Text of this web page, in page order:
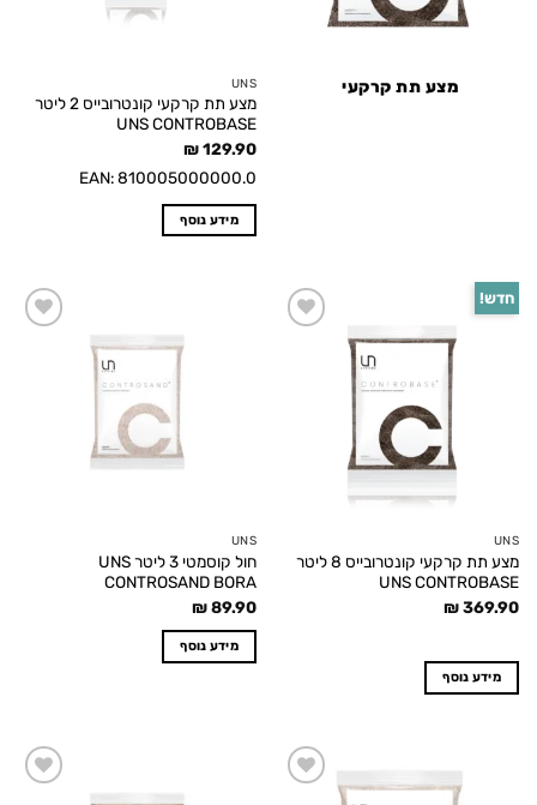
מצע תת קרקעי UNS
מצע תת קרקעי קונטרובייס 2 ליטר
UNS CONTROBASE
₪129.90
EAN:810005000000.0
מידע נוסף
חדש!
UNS
מצע תת קרקעי קונטרובייס 8 ליטר
UNS CONTROBASE
₪369.90
מידע נוסף
UNS
חול קוסמטי 3 ליטר UNS
CONTROSAND BORA
₪89.90
מידע נוסף